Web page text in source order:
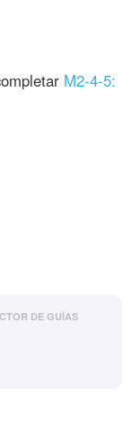
M2-4-5:
DE GUÍAS